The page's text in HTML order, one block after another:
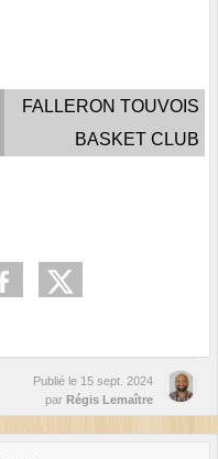
FALLERON TOUVOIS
BASKET CLUB
Publié le 15 sept. 2024
par Régis Lemaître